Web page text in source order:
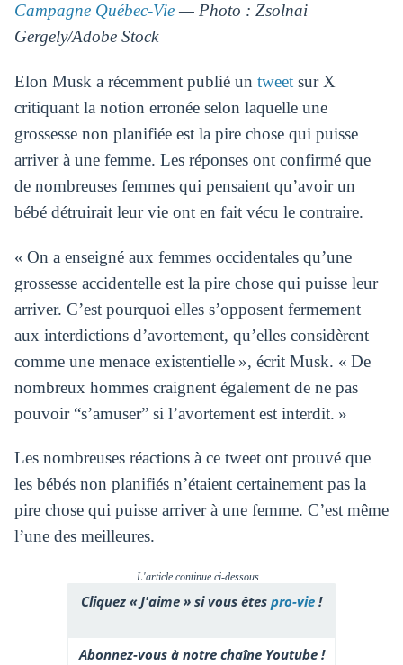
Campagne Québec-Vie— Photo : Zsolnai
Gergely/Adobe Stock
Elon Musk a récemment publié un tweetsur X
critiquant la notion erronée selon laquelle une
grossesse non planifiée est la pire chose qui puisse
arriver à une femme. Les réponses ont confirmé que
de nombreuses femmes qui pensaient qu’avoir un
bébé détruirait leur vie ont en fait vécu le contraire.
« On a enseigné aux femmes occidentales qu’une
grossesse accidentelle est la pire chose qui puisse leur
arriver. C’est pourquoi elles s’opposent fermement
aux interdictions d’avortement, qu’elles considèrent
comme une menace existentielle », écrit Musk. « De
nombreux hommes craignent également de ne pas
pouvoir “s’amuser” si l’avortement est interdit. »
Les nombreuses réactions à ce tweet ont prouvé que
les bébés non planifiés n’étaient certainement pas la
pire chose qui puisse arriver à une femme. C’est même
l’une des meilleures.
L'article continue ci-dessous...
Cliquez « J'aime » si vous êtes pro-vie !
Abonnez-vous à notre chaîne Youtube !